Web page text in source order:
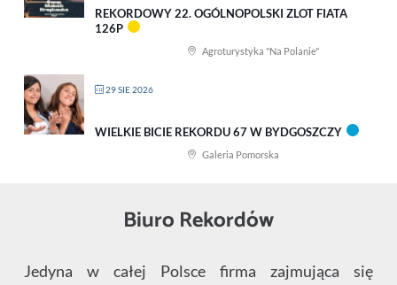
REKORDOWY 22. OGÓLNOPOLSKI ZLOT FIATA
126P
Agroturystyka "Na Polanie"
29 SIE 2026
WIELKIE BICIE REKORDU 67 W BYDGOSZCZY
Galeria Pomorska
Biuro Rekordów
Jedyna w całej Polsce firma zajmująca się